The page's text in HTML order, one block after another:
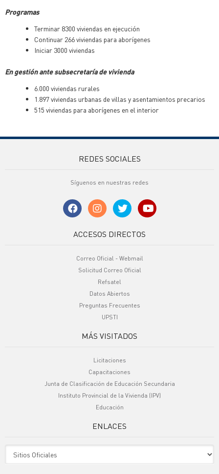
Programas
Terminar 8300 viviendas en ejecución
Continuar 266 viviendas para aborígenes
Iniciar 3000 viviendas
En gestión ante subsecretaría de vivienda
6.000 viviendas rurales
1.897 viviendas urbanas de villas y asentamientos precarios
515 viviendas para aborígenes en el interior
REDES SOCIALES
Síguenos en nuestras redes
ACCESOS DIRECTOS
Correo Oficial - Webmail
Solicitud Correo Oficial
Refsatel
Datos Abiertos
Preguntas Frecuentes
UPSTI
MÁS VISITADOS
Licitaciones
Capacitaciones
Junta de Clasificación de Educación Secundaria
Instituto Provincial de la Vivienda (IPV)
Educación
ENLACES